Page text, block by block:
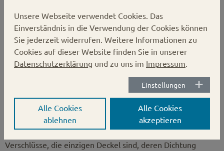
BLUESEAL-Deckel sind Nockendrehverschlüsse, deren
Dichtungen auch ohne PVC und Weichmacher eine innere
Elastizität aufweisen. Durch die Verwendung von
thermoplastischen Elastomeren (TPE), die bereits eine
innere Weichmachung besitzen, müssen keine zusätzlichen
Optimal verwendbar sind BLUESEAL-Verschlüsse für das
Abfüllen von ölhaltigen Füllgütern wie beispielsweise Pesto.
In vielen Tests stellte sich heraus, dass die BLUESEAL-
Verschlüsse, die einzigen Deckel sind, deren Dichtung
Unsere Webseite verwendet Cookies. Das
Einverständnis in die Verwendung der Cookies können
Sie jederzeit widerrufen. Weitere Informationen zu
Cookies auf dieser Website finden Sie in unserer
Datenschutzerklärung und zu uns im Impressum
Einstellungen
Alle Cookies
ablehnen
Alle Cookies
akzeptieren